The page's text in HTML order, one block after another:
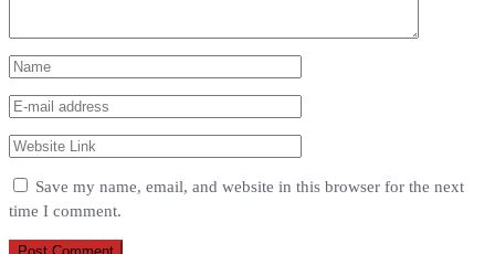
Save my name, email, and website in this browser for the next
time I comment.